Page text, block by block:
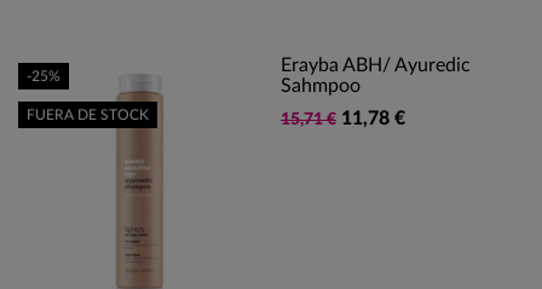
Erayba ABH/ Ayuredic
Sahmpoo
15,71 € 11,78 €
-25%
FUERA DE STOCK